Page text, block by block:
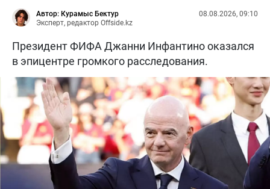
Автор: Курамыс Бектур
Эксперт, редактор Offside.kz
08.08.2026, 09:10
Президент ФИФА Джанни Инфантино оказался
в эпицентре громкого расследования.